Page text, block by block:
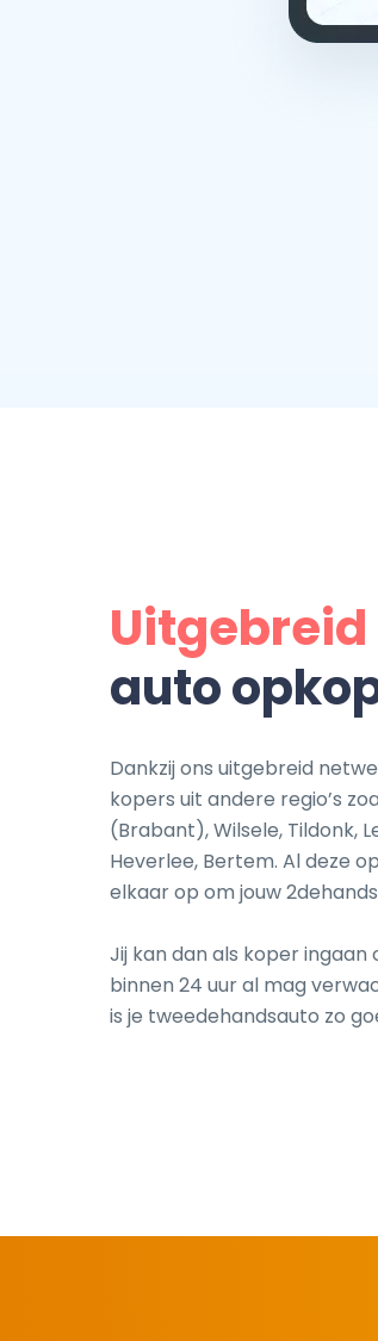
auto
Dankzij ons uitgebreid
kopers uit andere regio’s
(Brabant), Wilsele, Tildonk,
Heverlee, Bertem. Al deze
elkaar op om jouw
Jij kan dan als koper
binnen 24 uur al mag
is je tweedehandsauto zo